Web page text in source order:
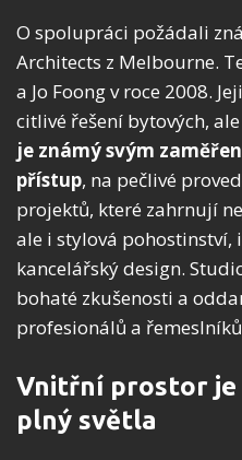
O spolupráci požádali
Architects z Melbourne.
a Jo Foong v roce 2008.
citlivé řešení bytových,
je známý svým
přístup, na pečlivé
projektů, které zahrnují
ale i stylová
kancelářský design.
bohaté zkušenosti a
profesionálů a
Vnitřní prostor je
plný světla